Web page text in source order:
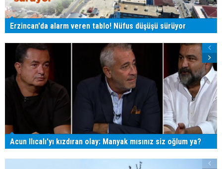
Erzincan'da alarm veren tablo! Nüfus düşüşü sürüyor
Acun Ilıcalı'yı kızdıran olay: Manyak mısınız siz oğlum ya?